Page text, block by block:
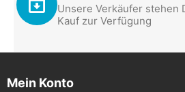
HanseLifter
Scherenhubwagen JF -
Hubhöhe
699,00 €
mm
Unsere Verkäufer stehen
Kauf zur Verfügung
Mein Konto